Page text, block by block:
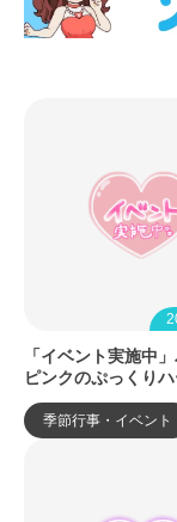
「イベント実施中
ピンクのぷっくり
イン
季節行事・イベント